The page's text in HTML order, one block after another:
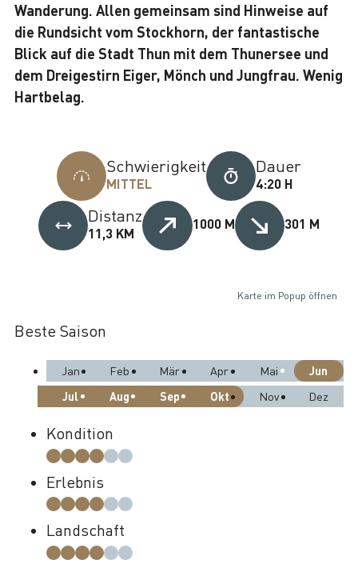
Wanderung. Allen gemeinsam sind Hinweise auf
die Rundsicht vom Stockhorn, der fantastische
Blick auf die Stadt Thun mit dem Thunersee und
dem Dreigestirn Eiger, Mönch und Jungfrau. Wenig
Hartbelag.
Schwierigkeit
MITTEL
Dauer
4:20 H
Distanz
11,3 KM
1000 M 301 M
Karte im Popup öffnen
Beste Saison
Jan Feb Mär Apr Mai
Jun
Jul
Aug Sep Okt Nov Dez
Kondition
Erlebnis
Landschaft